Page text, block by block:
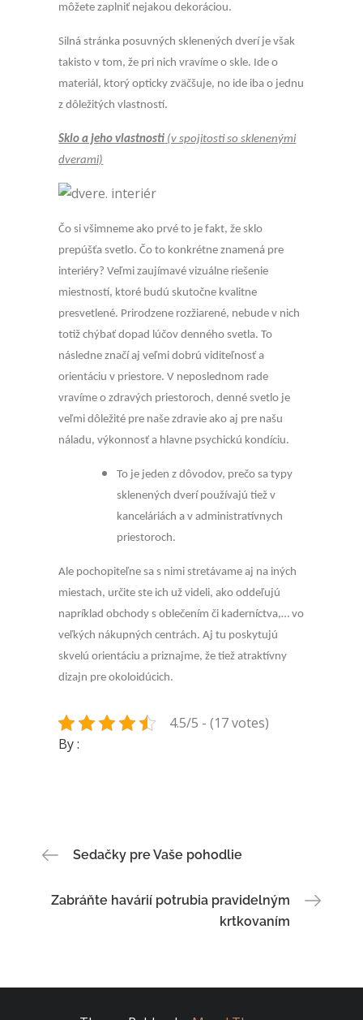
môžete zaplniť nejakou dekoráciou.
Silná stránka posuvných sklenených dverí je však
takisto v tom, že pri nich vravíme o skle. Ide o
materiál, ktorý opticky zväčšuje, no ide iba o jednu
z dôležitých vlastností.
Sklo a jeho vlastnosti (v spojitosti so sklenenými
dverami)
Čo si všimneme ako prvé to je fakt, že sklo
prepúšťa svetlo. Čo to konkrétne znamená pre
interiéry? Veľmi zaujímavé vizuálne riešenie
miestností, ktoré budú skutočne kvalitne
presvetlené. Prirodzene rozžiarené, nebude v nich
totiž chýbať dopad lúčov denného svetla. To
následne značí aj veľmi dobrú viditeľnosť a
orientáciu v priestore. V neposlednom rade
vravíme o zdravých priestoroch, denné svetlo je
veľmi dôležité pre naše zdravie ako aj pre našu
náladu, výkonnosť a hlavne psychickú kondíciu.
To je jeden z dôvodov, prečo sa typy
sklenených dverí používajú tiež v
kanceláriách a v administratívnych
priestoroch.
Ale pochopiteľne sa s nimi stretávame aj na iných
miestach, určite ste ich už videli, ako oddeľujú
napríklad obchody s oblečením či kaderníctva,… vo
veľkých nákupných centrách. Aj tu poskytujú
skvelú orientáciu a priznajme, že tiež atraktívny
dizajn pre okoloidúcich.
4.5/5 - (17 votes)
By :
Navigace
pro
Sedačky pre Vaše pohodlie
Zabráňte havárií potrubia pravidelným
krtkovaním